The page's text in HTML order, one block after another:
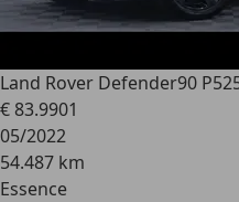
Land Rover Defender90
€ 83.9901
05/2022
54.487 km
Essence